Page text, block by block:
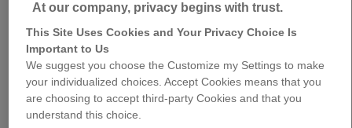
Vos questions : peau et poils
L’hygiène bucco-dentaire
Vos questions : santé dentaire et buccale
Le chien sénior
La santé au fil des années
Questions diverses
Vos questions : alimentation et digestion
At our company, privacy begins with trust.
This Site Uses Cookies and Your Privacy Choice Is
Important to Us
We suggest you choose the Customize my Settings to make
your individualized choices. Accept Cookies means that you
are choosing to accept third-party Cookies and that you
understand this choice.